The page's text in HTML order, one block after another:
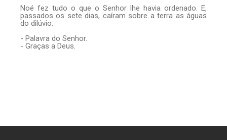
Noé fez tudo o que o Senhor lhe havia ordenado. E,
passados os sete dias, caíram sobre a terra as águas
do dilúvio.
- Palavra do Senhor.
- Graças a Deus.